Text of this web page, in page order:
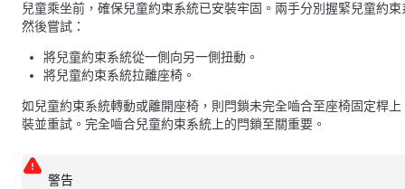
兒童乘坐前，確保兒童約束系統已安裝牢固。兩手分別握緊兒童約
然後嘗試：
將兒童約束系統從一側向另一側扭動。
將兒童約束系統拉離座椅。
如兒童約束系統轉動或離開座椅，則閂鎖未完全嚙合至座椅固定桿
裝並重試。完全嚙合兒童約束系統上的閂鎖至關重要。
警告